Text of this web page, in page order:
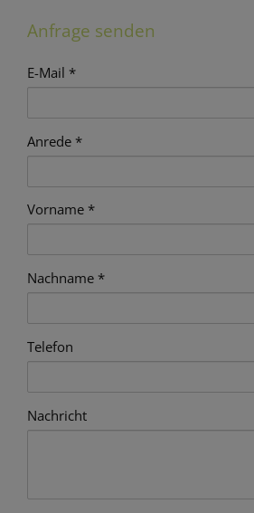
Anfrage senden
E-Mail
Anrede
Vorname
Nachname
Telefon
Nachricht